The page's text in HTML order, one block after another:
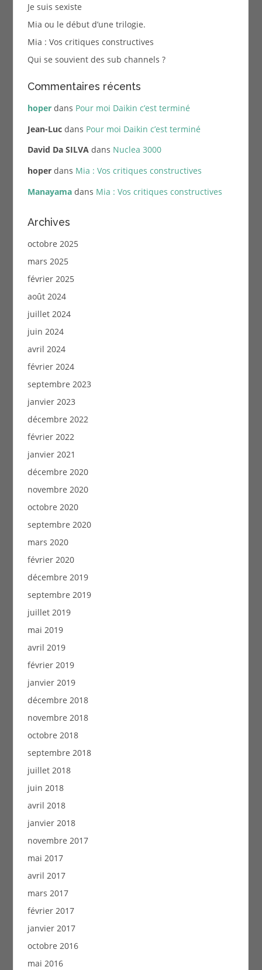
Je suis sexiste
Mia ou le début d’une trilogie.
Mia : Vos critiques constructives
Qui se souvient des sub channels ?
Commentaires récents
hoperdans Pour moi Daikin c’est terminé
Jean-Lucdans Pour moi Daikin c’est terminé
David Da SILVAdans Nuclea 3000
hoperdans Mia : Vos critiques constructives
Manayamadans Mia : Vos critiques constructives
Archives
octobre 2025
mars 2025
février 2025
août 2024
juillet 2024
juin 2024
avril 2024
février 2024
septembre 2023
janvier 2023
décembre 2022
février 2022
janvier 2021
décembre 2020
novembre 2020
octobre 2020
septembre 2020
mars 2020
février 2020
décembre 2019
septembre 2019
juillet 2019
mai 2019
avril 2019
février 2019
janvier 2019
décembre 2018
novembre 2018
octobre 2018
septembre 2018
juillet 2018
juin 2018
avril 2018
janvier 2018
novembre 2017
mai 2017
avril 2017
mars 2017
février 2017
janvier 2017
octobre 2016
mai 2016